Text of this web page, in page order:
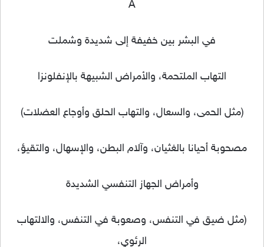
A
في البشر بين خفيفة إلى شديدة وشملت
التهاب الملتحمة، والأمراض الشبيهة بالإنفلونزا
(مثل الحمى، والسعال، والتهاب الحلق وأوجاع العضلات)
مصحوبة أحيانا بالغثيان، وآلام البطن، والإسهال، والتقيؤ،
وأمراض الجهاز التنفسي الشديدة
(مثل ضيق في التنفس، وصعوبة في التنفس، والالتهاب
الرئوي،